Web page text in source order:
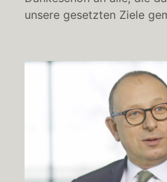
unsere gesetzten Ziele